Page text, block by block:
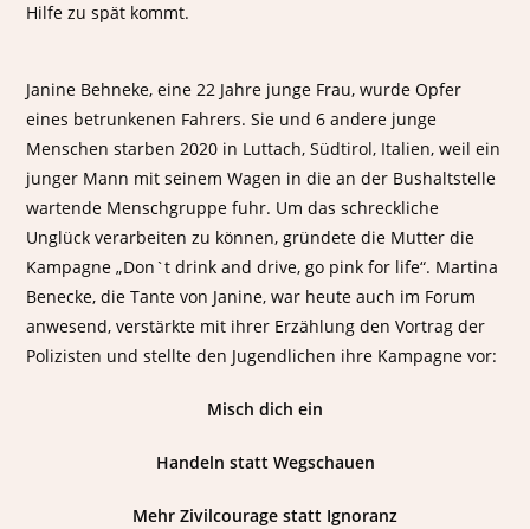
Hilfe zu spät kommt.
Janine Behneke, eine 22 Jahre junge Frau, wurde Opfer
eines betrunkenen Fahrers. Sie und 6 andere junge
Menschen starben 2020 in Luttach, Südtirol, Italien, weil ein
junger Mann mit seinem Wagen in die an der Bushaltstelle
wartende Menschgruppe fuhr. Um das schreckliche
Unglück verarbeiten zu können, gründete die Mutter die
Kampagne „Don`t drink and drive, go pink for life“. Martina
Benecke, die Tante von Janine, war heute auch im Forum
anwesend, verstärkte mit ihrer Erzählung den Vortrag der
Polizisten und stellte den Jugendlichen ihre Kampagne vor:
Misch dich ein
Handeln statt Wegschauen
Mehr Zivilcourage statt Ignoranz